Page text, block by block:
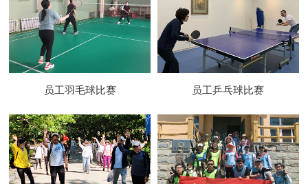
员工羽毛球比赛 员工乒乓球比赛